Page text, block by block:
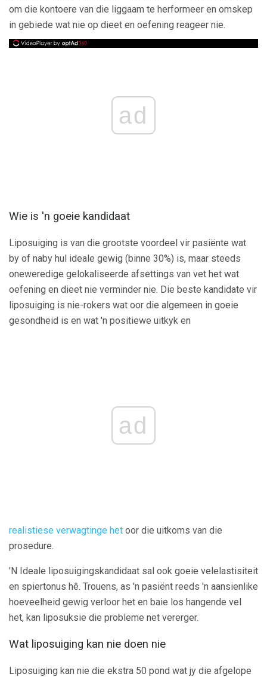
om die kontoere van die liggaam te herformeer en omskep
in gebiede wat nie op dieet en oefening reageer nie.
ad
Wie is 'n goeie kandidaat
Liposuiging is van die grootste voordeel vir pasiënte wat
by of naby hul ideale gewig (binne 30%) is, maar steeds
oneweredige gelokaliseerde afsettings van vet het wat
oefening en dieet nie verminder nie. Die beste kandidate vir
liposuiging is nie-rokers wat oor die algemeen in goeie
gesondheid is en wat 'n positiewe uitkyk en
ad
realistiese verwagtinge het oor die uitkoms van die
prosedure.
'N Ideale liposuigingskandidaat sal ook goeie velelastisiteit
en spiertonus hê. Trouens, as 'n pasiënt reeds 'n aansienlike
hoeveelheid gewig verloor het en baie los hangende vel
het, kan liposuksie die probleme net vererger.
Wat liposuiging kan nie doen nie
Liposuiging kan nie die ekstra 50 pond wat jy die afgelope